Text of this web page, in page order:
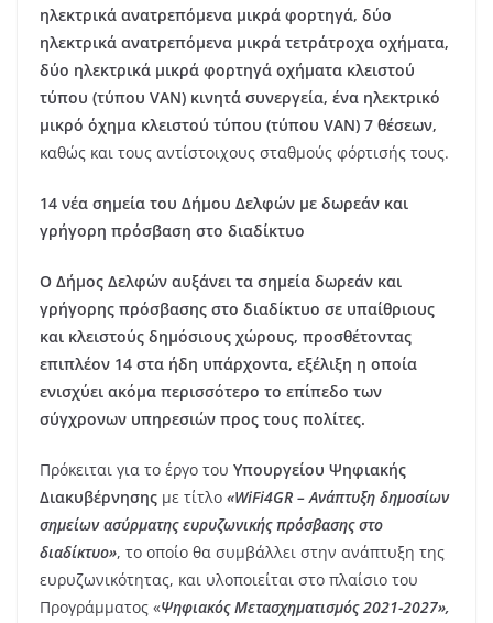
ηλεκτρικά ανατρεπόμενα μικρά φορτηγά, δύο
ηλεκτρικά ανατρεπόμενα μικρά τετράτροχα οχήματα,
δύο ηλεκτρικά μικρά φορτηγά οχήματα κλειστού
τύπου (τύπου VAN) κινητά συνεργεία, ένα ηλεκτρικό
μικρό όχημα κλειστού τύπου (τύπου VAN) 7 θέσεων,
καθώς και τους αντίστοιχους σταθμούς φόρτισής τους.
14 νέα σημεία του Δήμου Δελφών με δωρεάν και
γρήγορη πρόσβαση στο διαδίκτυο
Ο Δήμος Δελφών αυξάνει τα σημεία δωρεάν και
γρήγορης πρόσβασης στο διαδίκτυο σε υπαίθριους
και κλειστούς δημόσιους χώρους, προσθέτοντας
επιπλέον 14 στα ήδη υπάρχοντα, εξέλιξη η οποία
ενισχύει ακόμα περισσότερο το επίπεδο των
σύγχρονων υπηρεσιών προς τους πολίτες.
Πρόκειται για το έργο του Υπουργείου Ψηφιακής
Διακυβέρνησης με τίτλο «WiFi4GR – Ανάπτυξη δημοσίων
σημείων ασύρματης ευρυζωνικής πρόσβασης στο
διαδίκτυο», το οποίο θα συμβάλλει στην ανάπτυξη της
ευρυζωνικότητας, και υλοποιείται στο πλαίσιο του
Προγράμματος «Ψηφιακός Μετασχηματισμός 2021-2027»,